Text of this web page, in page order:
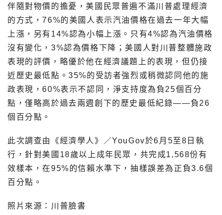
伴隨對物價的擔憂，美國民眾普遍不滿川普處理經濟
的方式，76%的美國人表示汽油價格在過去一年大幅
上漲，另有14%認為小幅上漲。只有4%認為汽油價格
沒有變化，3%認為價格下降；美國人對川普整體施政
表現的評價，略優於他在經濟議題上的表現，但仍接
近歷史最低點。35%的受訪者強烈或稍微認同他的施
政表現，60%表示不認同，淨支持度為負25個百分
點，僅略高於過去兩週創下的歷史最低紀錄——負26
個百分點。
此次調查由《經濟學人》／YouGov於6月5至8日執
行，針對美國18歲以上成年民眾，共完成1,568份有
效樣本，在95%的信賴水準下，抽樣誤差為正負3.6個
百分點。
照片來源：川普臉書